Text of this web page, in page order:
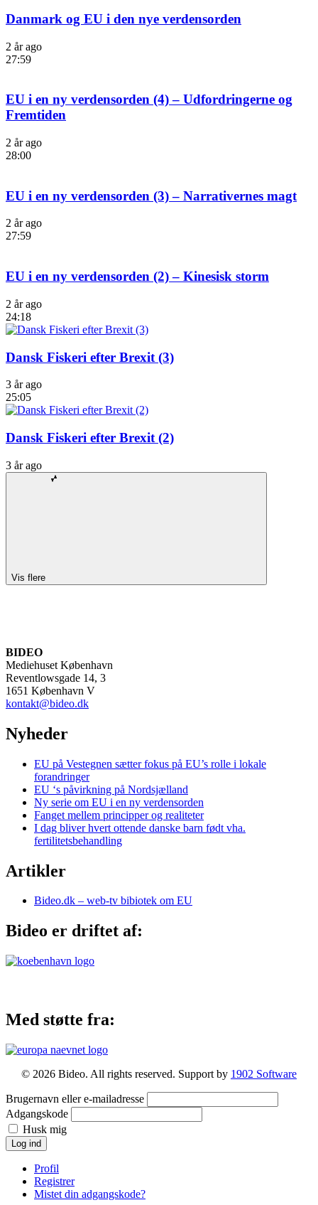
Danmark og EU i den nye verdensorden
2 år ago
27:59
EU i en ny verdensorden (4) – Udfordringerne og
Fremtiden
2 år ago
28:00
EU i en ny verdensorden (3) – Narrativernes magt
2 år ago
27:59
EU i en ny verdensorden (2) – Kinesisk storm
2 år ago
24:18
Dansk Fiskeri efter Brexit (3)
3 år ago
25:05
Dansk Fiskeri efter Brexit (2)
3 år ago
Vis flere
BIDEO
Mediehuset København
Reventlowsgade 14, 3
1651 København V
kontakt@bideo.dk
Nyheder
EU på Vestegnen sætter fokus på EU’s rolle i lokale
forandringer
EU ‘s påvirkning på Nordsjælland
Ny serie om EU i en ny verdensorden
Fanget mellem principper og realiteter
I dag bliver hvert ottende danske barn født vha.
fertilitetsbehandling
Artikler
Bideo.dk – web-tv bibiotek om EU
Bideo er driftet af:
Med støtte fra:
© 2026 Bideo. All rights reserved. Support by 1902 Software
Brugernavn eller e-mailadresse
Adgangskode
Husk mig
Log ind
Profil
Registrer
Mistet din adgangskode?